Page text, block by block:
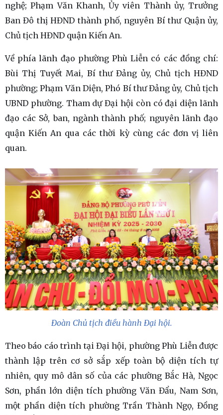
nghệ; Phạm Văn Khanh, Ủy viên Thành ủy, Trưởng
Ban Đô thị HĐND thành phố, nguyên Bí thư Quận ủy,
Chủ tịch HĐND quận Kiến An.
Về phía lãnh đạo phường Phù Liễn có các đồng chí:
Bùi Thị Tuyết Mai, Bí thư Đảng ủy, Chủ tịch HĐND
phường; Phạm Văn Diện, Phó Bí thư Đảng ủy, Chủ tịch
UBND phường. Tham dự Đại hội còn có đại diện lãnh
đạo các Sở, ban, ngành thành phố; nguyên lãnh đạo
quận Kiến An qua các thời kỳ cùng các đơn vị liên
quan.
Đoàn Chủ tịch điều hành Đại hội.
Theo báo cáo trình tại Đại hội, phường Phù Liễn được
thành lập trên cơ sở sắp xếp toàn bộ diện tích tự
nhiên, quy mô dân số của các phường Bắc Hà, Ngọc
Sơn, phần lớn diện tích phường Văn Đẩu, Nam Sơn,
một phần diện tích phường Trần Thành Ngọ, Đồng